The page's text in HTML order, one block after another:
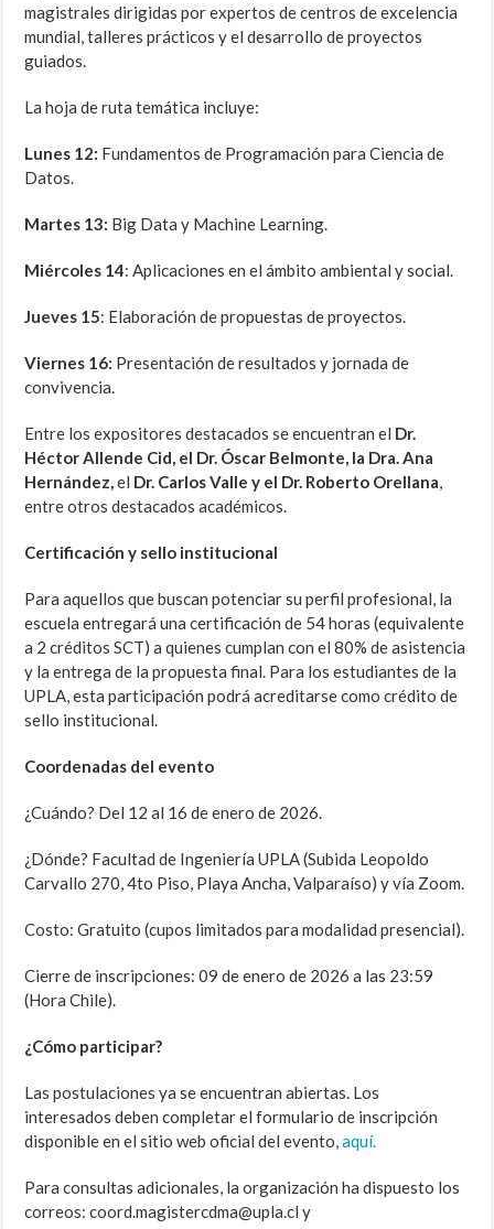
magistrales dirigidas por expertos de centros de excelencia
mundial, talleres prácticos y el desarrollo de proyectos
guiados.
La hoja de ruta temática incluye:
Lunes 12: Fundamentos de Programación para Ciencia de
Datos.
Martes 13: Big Data y Machine Learning.
Miércoles 14: Aplicaciones en el ámbito ambiental y social.
Jueves 15: Elaboración de propuestas de proyectos.
Viernes 16: Presentación de resultados y jornada de
convivencia.
Entre los expositores destacados se encuentran el Dr.
Héctor Allende Cid, el Dr. Óscar Belmonte, la Dra. Ana
Hernández,el Dr. Carlos Valle y el Dr. Roberto Orellana,
entre otros destacados académicos.
Certificación y sello institucional
Para aquellos que buscan potenciar su perfil profesional, la
escuela entregará una certificación de 54 horas (equivalente
a 2 créditos SCT) a quienes cumplan con el 80% de asistencia
y la entrega de la propuesta final. Para los estudiantes de la
UPLA, esta participación podrá acreditarse como crédito de
sello institucional.
Coordenadas del evento
¿Cuándo? Del 12 al 16 de enero de 2026.
¿Dónde? Facultad de Ingeniería UPLA (Subida Leopoldo
Carvallo 270, 4to Piso, Playa Ancha, Valparaíso) y vía Zoom.
Costo: Gratuito (cupos limitados para modalidad presencial).
Cierre de inscripciones: 09 de enero de 2026 a las 23:59
(Hora Chile).
¿Cómo participar?
Las postulaciones ya se encuentran abiertas. Los
interesados deben completar el formulario de inscripción
disponible en el sitio web oficial del evento,aquí.
Para consultas adicionales, la organización ha dispuesto los
correos: coord.magistercdma@upla.cl y